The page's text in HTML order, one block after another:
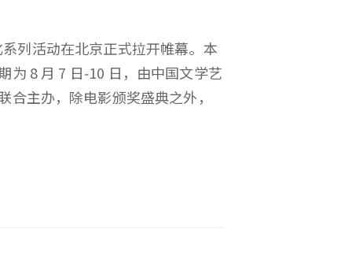
列活动在北京正式拉开帷幕。本
8 月 7 日‑10 日，由中国文学艺
主办，除电影颁奖盛典之外，